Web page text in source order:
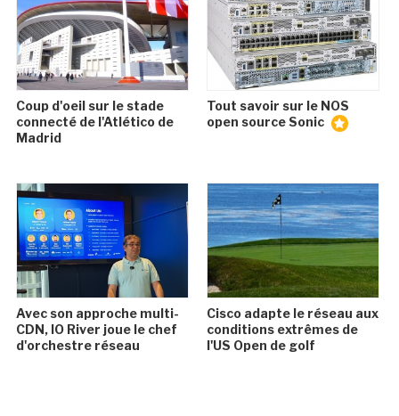
Coup d'oeil sur le stade
connecté de l'Atlético de
Madrid
Tout savoir sur le NOS
open source Sonic
Avec son approche multi-
CDN, IO River joue le chef
d'orchestre réseau
Cisco adapte le réseau aux
conditions extrêmes de
l'US Open de golf